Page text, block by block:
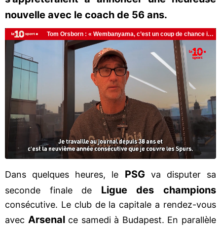
nouvelle avec le coach de 56 ans.
Dans quelques heures, le PSGva disputer sa
seconde finale de Ligue des champions
consécutive. Le club de la capitale a rendez-vous
avec Arsenalce samedi à Budapest. En parallèle